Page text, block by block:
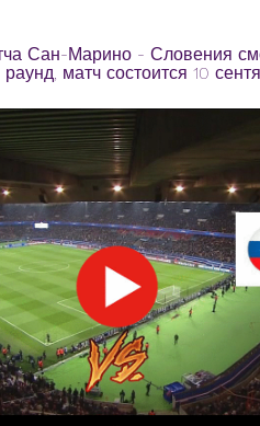
Сан-Марино - Словения
матч состоится 10